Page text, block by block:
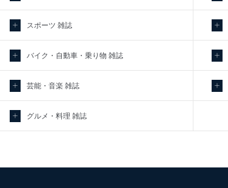
スポーツ 雑誌
バイク・自動車・乗り物 雑誌
芸能・音楽 雑誌
グルメ・料理 雑誌